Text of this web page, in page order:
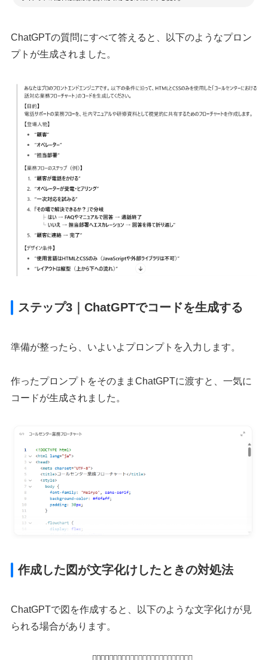
ChatGPTの質問にすべて答えると、以下のようなプロン
プトが生成されました。
ステップ3｜ChatGPTでコードを生成する
準備が整ったら、いよいよプロンプトを入力します。
作ったプロンプトをそのままChatGPTに渡すと、一気に
コードが生成されました。
作成した図が文字化けしたときの対処法
ChatGPTで図を作成すると、以下のような文字化けが見
られる場合があります。